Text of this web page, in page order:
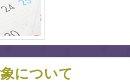
について